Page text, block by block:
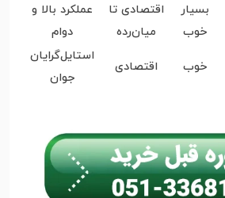
بسیار
خوب
اقتصادی تا
میان‌رده
عملکرد بالا و
دوام
خوب اقتصادی
استایل‌گرایان
جوان